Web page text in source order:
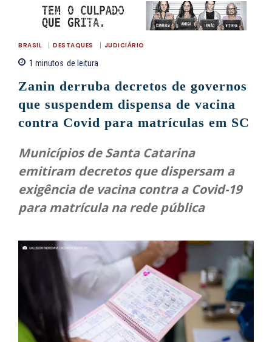
BRASIL DESTAQUES JUDICIÁRIO
1 minutos de leitura
Zanin derruba decretos de governos
que suspendem dispensa de vacina
contra Covid para matrículas em SC
Municípios de Santa Catarina
emitiram decretos que dispersam a
exigência de vacina contra a Covid-19
para matrícula na rede pública